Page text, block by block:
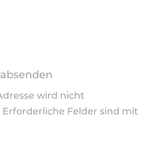
wird nicht
Erforderliche Felder sind mit